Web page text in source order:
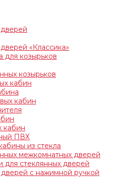
«Классика»
для козырьков
козырьков
кабин
кабин
кабин
ПВХ
из стекла
межкомнатных дверей
стеклянных дверей
с нажимной ручкой